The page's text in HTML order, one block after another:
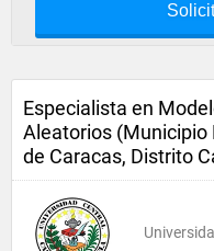
Especialista en
Aleatorios (Municipio
de Caracas, Distrito